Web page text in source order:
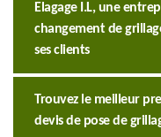
Elagage I.L, une
changement de
ses clients
Trouvez le meilleur
devis de pose de